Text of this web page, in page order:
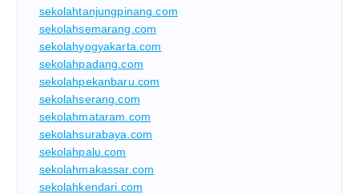
sekolahtanjungpinang.com
sekolahsemarang.com
sekolahyogyakarta.com
sekolahpadang.com
sekolahpekanbaru.com
sekolahserang.com
sekolahmataram.com
sekolahsurabaya.com
sekolahpalu.com
sekolahmakassar.com
sekolahkendari.com